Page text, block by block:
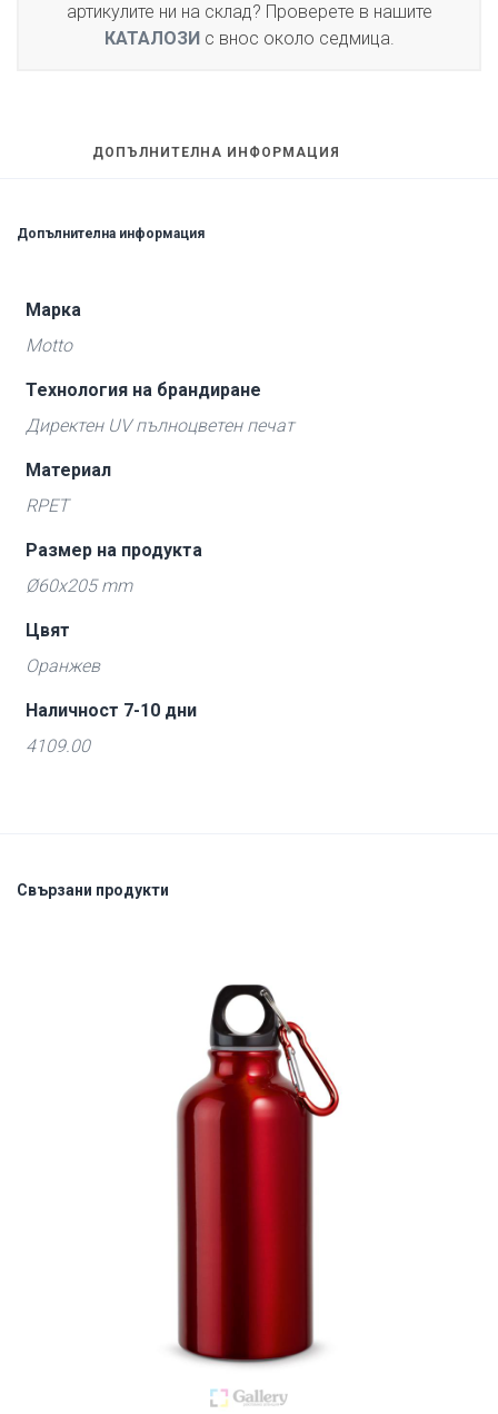
артикулите ни на склад? Проверете в нашите
КАТАЛОЗИс внос около седмица.
ДОПЪЛНИТЕЛНА ИНФОРМАЦИЯ
Допълнителна информация
Марка
Motto
Технология на брандиране
Директен UV пълноцветен печат
Материал
RPET
Размер на продукта
Ø60x205 mm
Цвят
Оранжев
Наличност 7-10 дни
4109.00
Свързани продукти